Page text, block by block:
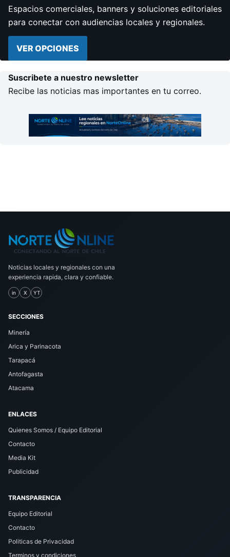
Espacios comerciales, banners y soluciones editoriales
para conectar con audiencias locales y regionales.
VER OPCIONES
Suscribete a nuestro newsletter
Recibe las noticias mas importantes en tu correo.
Noticias locales y regionales con una
experiencia rapida, clara y confiable.
in X YT
SECCIONES
Minería
Arica y Parinacota
Tarapacá
Antofagasta
Atacama
ENLACES
Quienes Somos / Equipo Editorial
Contacto
Media Kit
Publicidad
TRANSPARENCIA
Equipo Editorial
Contacto
Politicas de Privacidad
Terminos y condiciones